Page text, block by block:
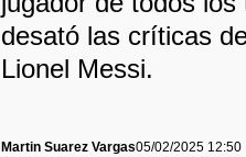
desató las críticas
Lionel Messi.
Martin Suarez Vargas05/02/2025 12:50